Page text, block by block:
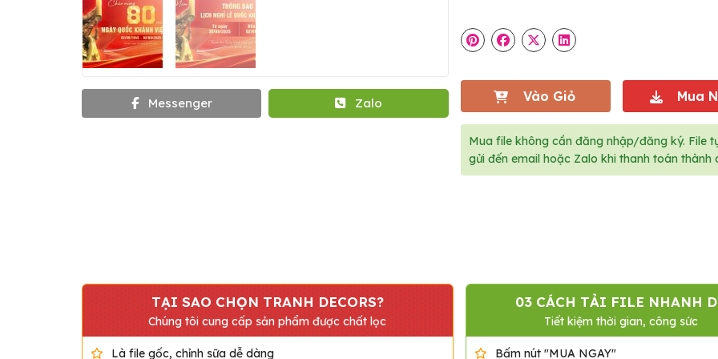
Messenger Zalo Vào Giỏ Mua
Mua file không cần đăng nhập/đăng ký. File
gửi đến email hoặc Zalo khi thanh toán thành
TẠI SAO CHỌN TRANH DECORS?
Chúng tôi cung cấp sản phẩm được chất lọc
Là file gốc, chỉnh sữa dễ dàng
03 CÁCH TẢI FILE NHANH
Tiết kiệm thời gian, công sức
Bấm nút "MUA NGAY"